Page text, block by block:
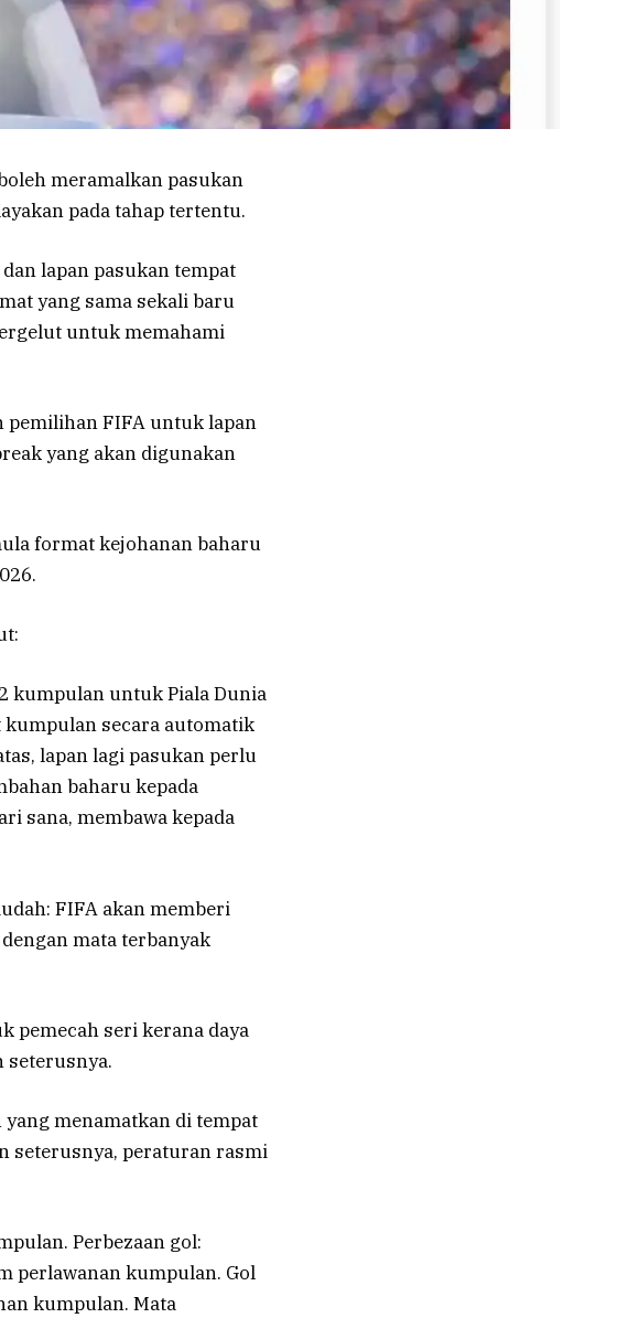
meramalkan pasukan
pada tahap tertentu.
lapan pasukan tempat
yang sama sekali baru
untuk memahami
pemilihan FIFA untuk lapan
yang akan digunakan
format kejohanan baharu
kumpulan untuk Piala Dunia
kumpulan secara automatik
lapan lagi pasukan perlu
baharu kepada
sana, membawa kepada
FIFA akan memberi
mata terbanyak
pemecah seri kerana daya
seterusnya.
menamatkan di tempat
seterusnya, peraturan rasmi
Perbezaan gol:
perlawanan kumpulan. Gol
kumpulan. Mata